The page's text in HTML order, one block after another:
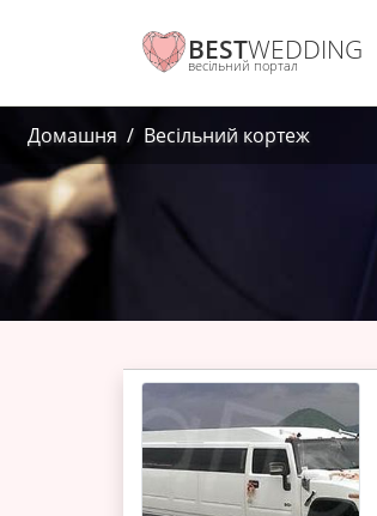
BESTWEDDING
весільний портал
Домашня Весільний кортеж